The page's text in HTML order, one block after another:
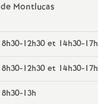
o
Montlucas
8h30-12h30 et 14h30-17h
8h30-12h30 et 14h30-17h
8h30-13h